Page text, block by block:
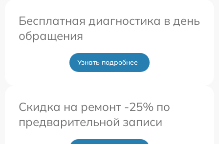
Бесплатная диагностика в день
обращения
Узнать подробнее
Скидка на ремонт -25% по
предварительной записи